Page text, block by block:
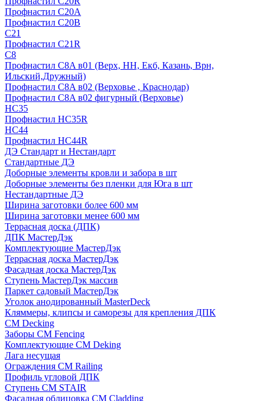
Профнастил С20А
Профнастил С20В
C21
Профнастил С21R
C8
Профнастил С8A в01 (Верх, НН, Екб, Казань, Врн,
Ильский,Дружный)
Профнастил С8A в02 (Верховье , Краснодар)
Профнастил С8A в02 фигурный (Верховье)
HС35
Профнастил HC35R
НС44
Профнастил НС44R
ДЭ Стандарт и Нестандарт
Стандартные ДЭ
Доборные элементы кровли и забора в шт
Доборные элементы без пленки для Юга в шт
Нестандартные ДЭ
Ширина заготовки более 600 мм
Ширина заготовки менее 600 мм
Террасная доска (ДПК)
ДПК МастерДэк
Комплектующие МастерДэк
Террасная доска МастерДэк
Фасадная доска МастерДэк
Ступень МастерДэк массив
Паркет садовый МастерДэк
Уголок анодированный MasterDeck
Кляммеры, клипсы и саморезы для крепления ДПК
CM Decking
Заборы CM Fencing
Комплектующие CM Deking
Лага несущая
Ограждения CM Railing
Профиль угловой ДПК
Ступень CM STAIR
Фасадная облицовка CM Cladding